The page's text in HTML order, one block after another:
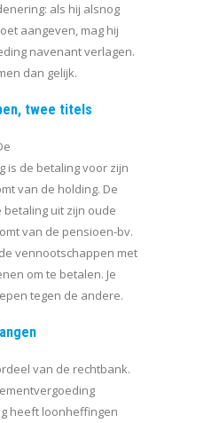
als hij alsnog
aangeven, mag hij
navenant verlagen.
dan gelijk.
twee titels
is de betaling voor zijn
van de holding. De
uit zijn oude
van de pensioen-bv.
vennootschappen met
om te betalen. Je
tegen de andere.
van de rechtbank.
heeft loonheffingen